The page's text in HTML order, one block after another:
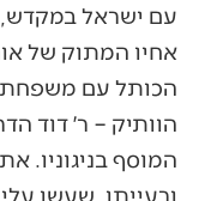
עם ישראל במקדש,
אחיו המתוק של
הכותל עם משפחתו
הוותיק – ר׳ דוד
המוסף בניגוניו.
ורעייתו, שעשו